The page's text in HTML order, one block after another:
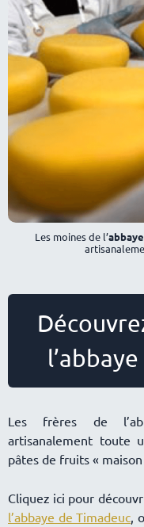
Les moines de l’
Les frères de
artisanalement toute
pâtes de fruits « maison
Cliquez ici pour
l’abbaye de Timadeuc,